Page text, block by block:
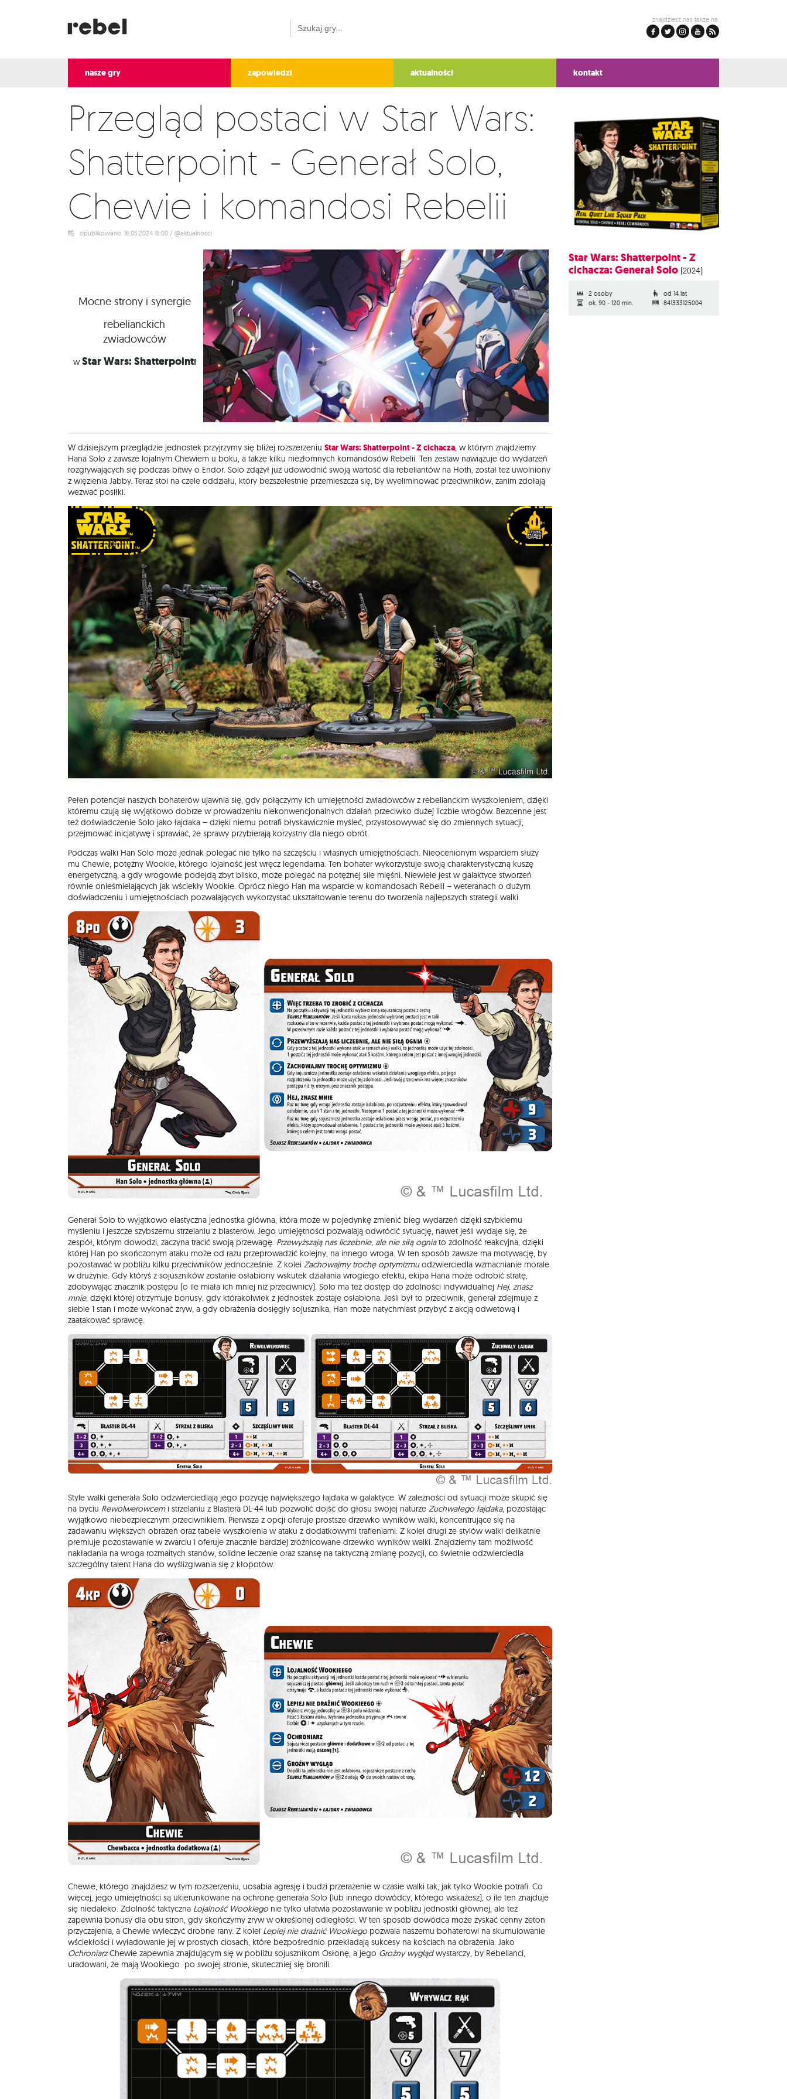
znajdziesz nas także na:
nasze gry zapowiedzi aktualności kontakt
Przegląd postaci w Star Wars:
Shatterpoint - Generał Solo,
Chewie i komandosi Rebelii
opublikowano: 16.05.2024 15:00 / @aktualnosci
Mocne strony i synergie
rebelianckich
zwiadowców
wStarWars: Shatterpoint!
W dzisiejszym przeglądzie jednostek przyjrzymy się bliżej rozszerzeniu Star Wars: Shatterpoint - Z cichacza, w którym znajdziemy
Hana Solo z zawsze lojalnym Chewiem u boku, a także kilku niezłomnych komandosów Rebelii. Ten zestaw nawiązuje do wydarzeń
rozgrywających się podczas bitwy o Endor. Solo zdążył już udowodnić swoją wartość dla rebeliantów na Hoth, został też uwolniony
z więzienia Jabby. Teraz stoi na czele oddziału, który bezszelestnie przemieszcza się, by wyeliminować przeciwników, zanim zdołają
wezwać posiłki.
Pełen potencjał naszych bohaterów ujawnia się, gdy połączymy ich umiejętności zwiadowców z rebelianckim wyszkoleniem, dzięki
któremu czują się wyjątkowo dobrze w prowadzeniu niekonwencjonalnych działań przeciwko dużej liczbie wrogów. Bezcenne jest
też doświadczenie Solo jako łajdaka – dzięki niemu potrafi błyskawicznie myśleć, przystosowywać się do zmiennych sytuacji,
przejmować inicjatywę i sprawiać, że sprawy przybierają korzystny dla niego obrót.
Podczas walki Han Solo może jednak polegać nie tylko na szczęściu i własnych umiejętnościach. Nieocenionym wsparciem służy
mu Chewie, potężny Wookie, którego lojalność jest wręcz legendarna. Ten bohater wykorzystuje swoją charakterystyczną kuszę
energetyczną, a gdy wrogowie podejdą zbyt blisko, może polegać na potężnej sile mięśni. Niewiele jest w galaktyce stworzeń
równie onieśmielających jak wściekły Wookie. Oprócz niego Han ma wsparcie w komandosach Rebelii – weteranach o dużym
doświadczeniu i umiejętnościach pozwalających wykorzystać ukształtowanie terenu do tworzenia najlepszych strategii walki.
Generał Solo to wyjątkowo elastyczna jednostka główna, która może w pojedynkę zmienić bieg wydarzeń dzięki szybkiemu
myśleniu i jeszcze szybszemu strzelaniu z blasterów. Jego umiejętności pozwalają odwrócić sytuację, nawet jeśli wydaje się, że
zespół, którym dowodzi, zaczyna tracić swoją przewagę. Przewyższają nas liczebnie, ale nie siłą ogniato zdolność reakcyjna, dzięki
której Han po skończonym ataku może od razu przeprowadzić kolejny, na innego wroga. W ten sposób zawsze ma motywację, by
pozostawać w pobliżu kilku przeciwników jednocześnie. Z kolei Zachowajmy trochę optymizmuodzwierciedla wzmacnianie morale
w drużynie. Gdy któryś z sojuszników zostanie osłabiony wskutek działania wrogiego efektu, ekipa Hana może odrobić stratę,
zdobywając znacznik postępu (o ile miała ich mniej niż przeciwnicy). Solo ma też dostęp do zdolności indywidualnej Hej, znasz
mnie, dzięki której otrzymuje bonusy, gdy którakolwiek z jednostek zostaje osłabiona. Jeśli był to przeciwnik, generał zdejmuje z
siebie 1 stan i może wykonać zryw, a gdy obrażenia dosięgły sojusznika, Han może natychmiast przybyć z akcją odwetową i
zaatakować sprawcę.
Style walki generała Solo odzwierciedlają jego pozycję największego łajdaka w galaktyce. W zależności od sytuacji może skupić się
na byciu Rewolwerowcemi strzelaniu z Blastera DL-44 lub pozwolić dojść do głosu swojej naturze Zuchwałego łajdaka, pozostając
wyjątkowo niebezpiecznym przeciwnikiem. Pierwsza z opcji oferuje prostsze drzewko wyników walki, koncentrujące się na
zadawaniu większych obrażeń oraz tabele wyszkolenia w ataku z dodatkowymi trafieniami. Z kolei drugi ze stylów walki delikatnie
premiuje pozostawanie w zwarciu i oferuje znacznie bardziej zróżnicowane drzewko wyników walki. Znajdziemy tam możliwość
nakładania na wroga rozmaitych stanów, solidne leczenie oraz szansę na taktyczną zmianę pozycji, co świetnie odzwierciedla
szczególny talent Hana do wyślizgiwania się z kłopotów.
Chewie, którego znajdziesz w tym rozszerzeniu, uosabia agresję i budzi przerażenie w czasie walki tak, jak tylko Wookie potrafi. Co
więcej, jego umiejętności są ukierunkowane na ochronę generała Solo (lub innego dowódcy, którego wskażesz), o ile ten znajduje
się niedaleko. Zdolność taktyczna Lojalność Wookiego nie tylko ułatwia pozostawanie w pobliżu jednostki głównej, ale też
zapewnia bonusy dla obu stron, gdy skończymy zryw w określonej odległości. W ten sposób dowódca może zyskać cenny żeton
przyczajenia, a Chewie wyleczyć drobne rany. Z kolei Lepiej nie drażnić Wookiego pozwala naszemu bohaterowi na skumulowanie
wściekłości i wyładowanie jej w prostych ciosach, które bezpośrednio przekładają sukcesy na kościach na obrażenia. Jako
OchroniarzChewie zapewnia znajdującym się w pobliżu sojusznikom Osłonę, a jego Groźny wyglądwystarczy, by Rebelianci,
uradowani, że mają Wookiego po swojej stronie, skuteczniej się bronili.
Star Wars: Shatterpoint - Z
cichacza: Generał Solo (2024)
2 osoby
od 14 lat
ok. 90 - 120 min.
841333125004